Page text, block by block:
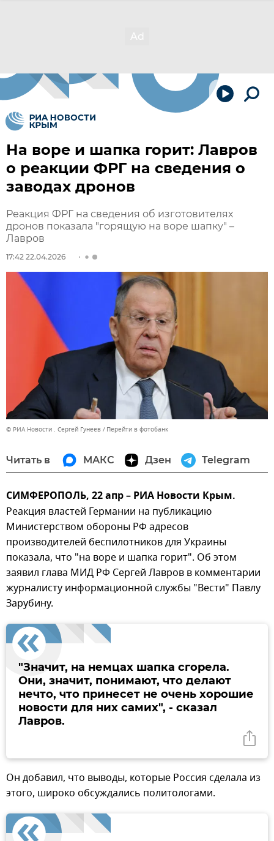
На воре и шапка горит: Лавров
о реакции ФРГ на сведения о
заводах дронов
Реакция ФРГ на сведения об изготовителях
дронов показала "горящую на воре шапку" –
Лавров
17:42 22.04.2026
© РИА Новости . Сергей Гунеев Перейти в фотобанк
Читать в МАКС Дзен Telegram
СИМФЕРОПОЛЬ, 22 апр – РИА Новости Крым.
Реакция властей Германии на публикацию
Министерством обороны РФ адресов
производителей беспилотников для Украины
показала, что "на воре и шапка горит". Об этом
заявил глава МИД РФ Сергей Лавров в комментарии
журналисту информационной службы "Вести" Павлу
Зарубину.
"Значит, на немцах шапка сгорела.
Они, значит, понимают, что делают
нечто, что принесет не очень хорошие
новости для них самих", - сказал
Лавров.
Он добавил, что выводы, которые Россия сделала из
этого, широко обсуждались политологами.